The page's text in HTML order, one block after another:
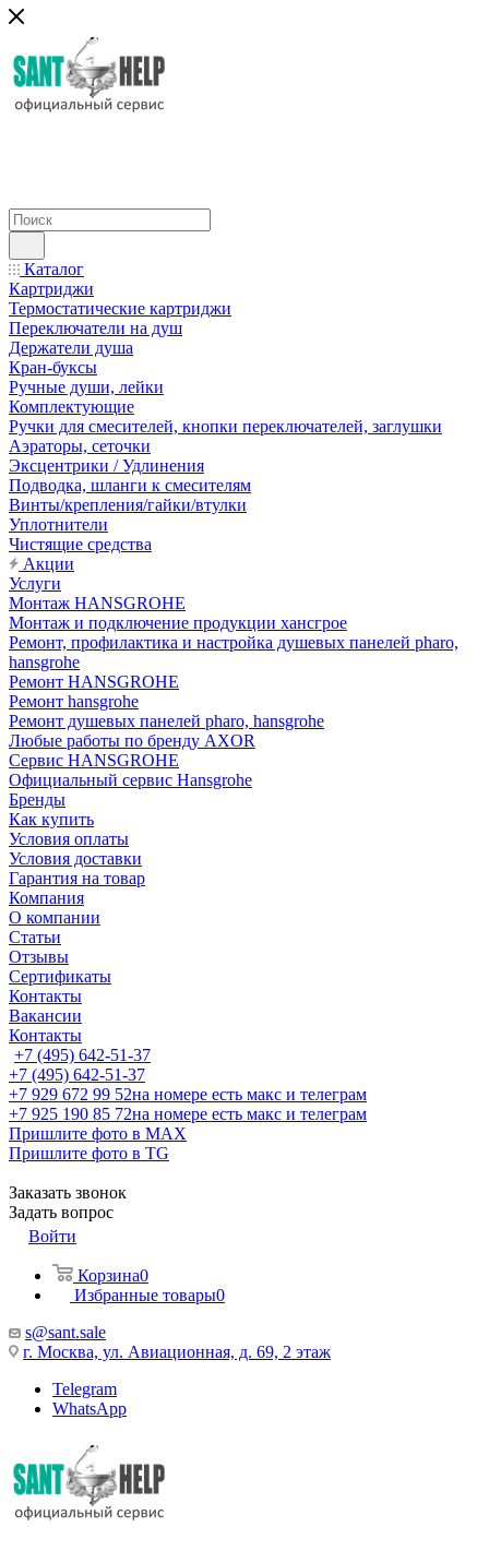
Каталог
Картриджи
Термостатические картриджи
Переключатели на душ
Держатели душа
Кран-буксы
Ручные души, лейки
Комплектующие
Ручки для смесителей, кнопки переключателей, заглушки
Аэраторы, сеточки
Эксцентрики / Удлинения
Подводка, шланги к смесителям
Винты/крепления/гайки/втулки
Уплотнители
Чистящие средства
Акции
Услуги
Монтаж HANSGROHE
Монтаж и подключение продукции хансгрое
Ремонт, профилактика и настройка душевых панелей pharo,
hansgrohe
Ремонт HANSGROHE
Ремонт hansgrohe
Ремонт душевых панелей pharo, hansgrohe
Любые работы по бренду AXOR
Сервис HANSGROHE
Официальный сервис Hansgrohe
Бренды
Как купить
Условия оплаты
Условия доставки
Гарантия на товар
Компания
О компании
Статьи
Отзывы
Сертификаты
Контакты
Вакансии
Контакты
+7 (495) 642-51-37
+7 (495) 642-51-37
+7 929 672 99 52на номере есть макс и телеграм
+7 925 190 85 72на номере есть макс и телеграм
Пришлите фото в MAX
Пришлите фото в TG
Заказать звонок
Задать вопрос
Войти
Корзина0
Избранные товары0
s@sant.sale
г. Москва, ул. Авиационная, д. 69, 2 этаж
Telegram
WhatsApp